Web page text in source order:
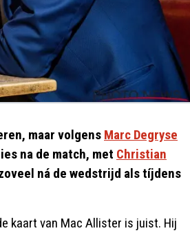
maar volgens Marc Degryse
na de match, met Christian
ná de wedstrijd als tíjdens
kaart van Mac Allister is juist. Hij